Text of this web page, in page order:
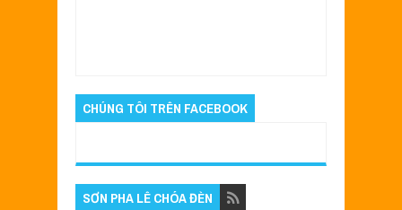
CHÚNG TÔI TRÊN FACEBOOK
SƠN PHA LÊ CHÓA ĐÈN